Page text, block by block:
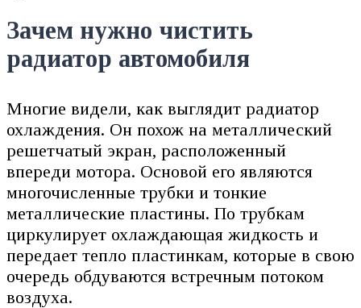
Зачем нужно чистить
радиатор автомобиля
Многие видели, как выглядит радиатор
охлаждения. Он похож на металлический
решетчатый экран, расположенный
впереди мотора. Основой его являются
многочисленные трубки и тонкие
металлические пластины. По трубкам
циркулирует охлаждающая жидкость и
передает тепло пластинкам, которые в свою
очередь обдуваются встречным потоком
воздуха.